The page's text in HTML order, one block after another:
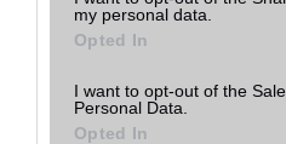
use your data for below
consent section.
my personal data.
Opted In
I want to opt-out of the
Personal Data.
Opted In
| SamMobile
okostelefonján elfelejti a lezárt
vagy a mintát. Szerencsére van